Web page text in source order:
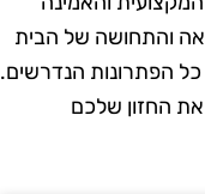
והתחושה של הבית
הפתרונות הנדרשים.
החזון שלכם